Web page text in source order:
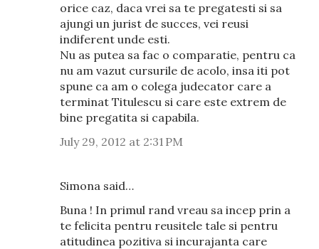
orice caz, daca vrei sa te pregatesti si sa
ajungi un jurist de succes, vei reusi
indiferent unde esti.
Nu as putea sa fac o comparatie, pentru ca
nu am vazut cursurile de acolo, insa iti pot
spune ca am o colega judecator care a
terminat Titulescu si care este extrem de
bine pregatita si capabila.
July 29, 2012 at 2:31 PM
Simona said…
Buna ! In primul rand vreau sa incep prin a
te felicita pentru reusitele tale si pentru
atitudinea pozitiva si incurajanta care